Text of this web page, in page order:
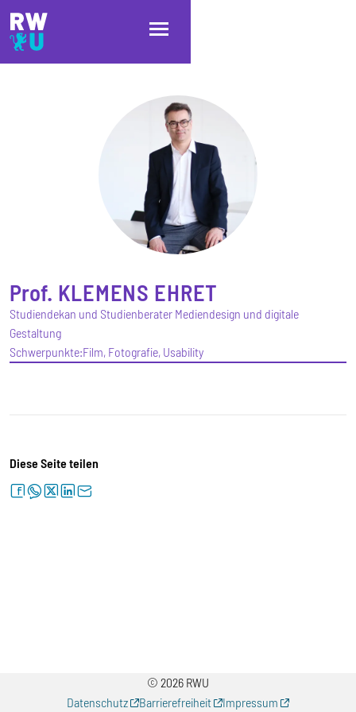
Direkt zum Inhalt
Direkt zur Hauptnavigation
Direkt zum Fußbereich
Prof. KLEMENS EHRET
Studiendekan und Studienberater Mediendesign und digitale
Gestaltung
Schwerpunkte:Film, Fotografie, Usability
Diese Seite teilen
facebookwhatsapptwitterlinkedinletter
© 2026 RWU
Datenschutz
Barrierefreiheit Impressum